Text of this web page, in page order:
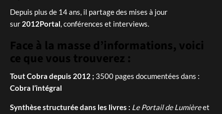
Depuis plus de 14 ans, il partage des mises à jour
sur 2012Portal, conférences et interviews.
Face à la masse d’informations, voici
ce que vous trouverez :
Tout Cobra depuis 2012 ; 3500 pages documentées dans :
Cobra l’intégral
Synthèse structurée dans les livres : Le Portail de Lumièreet